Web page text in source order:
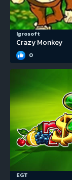
Igrosoft
Crazy Monkey
0
EGT